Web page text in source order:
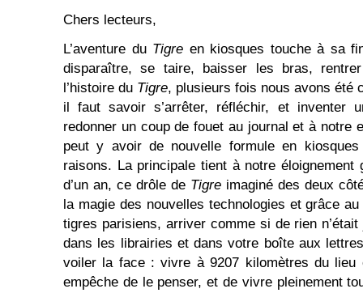
Chers lecteurs,
L’aventure du Tigre en kiosques touche à sa
disparaître, se taire, baisser les bras,
l’histoire du Tigre, plusieurs fois nous avons été
il faut savoir s’arrêter, réfléchir, et inventer
redonner un coup de fouet au journal et à notre
peut y avoir de nouvelle formule en kiosques
raisons. La principale tient à notre éloignement
d’un an, ce drôle de Tigre imaginé des deux
la magie des nouvelles technologies et grâce
tigres parisiens, arriver comme si de rien
dans les librairies et dans votre boîte aux
voiler la face : vivre à 9207 kilomètres du lieu
empêche de le penser, et de vivre pleinement